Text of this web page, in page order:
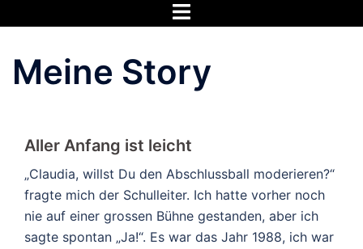
Inhalt
Meine Story
Aller Anfang ist leicht
„Claudia, willst Du den Abschlussball moderieren?“
fragte mich der Schulleiter. Ich hatte vorher noch
nie auf einer grossen Bühne gestanden, aber ich
sagte spontan „Ja!“. Es war das Jahr 1988, ich war